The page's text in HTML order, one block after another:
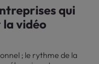
qui
vidéo
; le rythme de la